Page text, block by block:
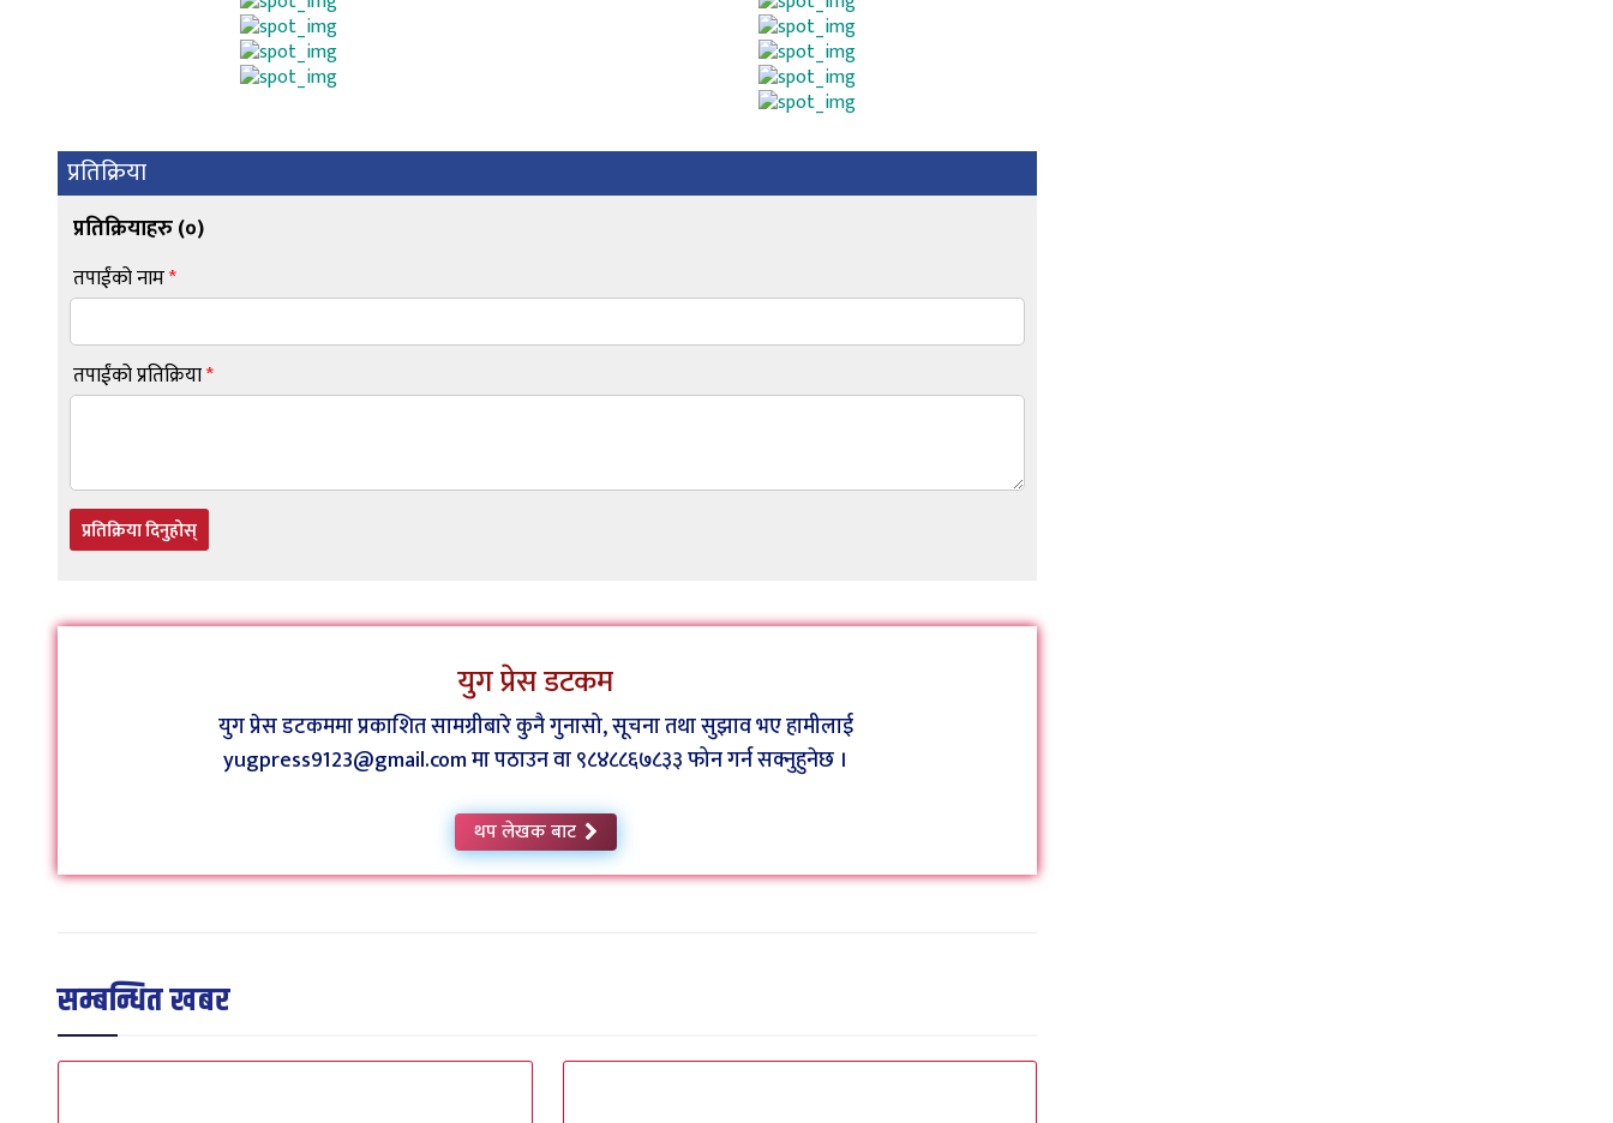
प्रतिक्रिया
प्रतिक्रियाहरु (०)
तपाईंको नाम*
तपाईंको प्रतिक्रिया*
प्रतिक्रिया दिनुहोस्
युग प्रेस डटकम
युग प्रेस डटकममा प्रकाशित सामग्रीबारे कुनै गुनासो, सूचना तथा सुझाव भए हामीलाई
yugpress9123@gmail.com मा पठाउन वा ९८४८८६७८३३ फोन गर्न सक्नुहुनेछ ।
थप लेखक बाट
सम्बन्धित खबर